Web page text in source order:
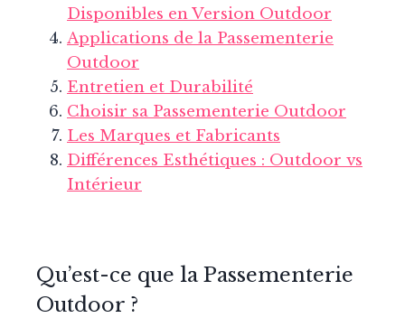
Disponibles en Version Outdoor
Applications de la Passementerie
Outdoor
Entretien et Durabilité
Choisir sa Passementerie Outdoor
Les Marques et Fabricants
Différences Esthétiques : Outdoor vs
Intérieur
Qu’est-ce que la Passementerie
Outdoor ?